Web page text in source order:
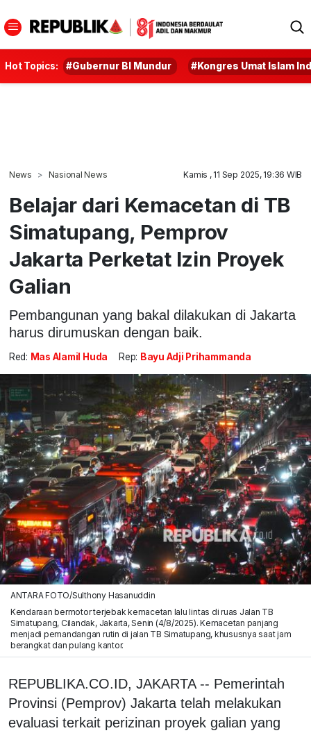
Hot Topics: #Gubernur BI Mundur #Kongres Umat Islam
News Nasional News Kamis , 11 Sep 2025, 19:36 WIB
Belajar dari Kemacetan di TB
Simatupang, Pemprov
Jakarta Perketat Izin Proyek
Galian
Pembangunan yang bakal dilakukan di Jakarta
harus dirumuskan dengan baik.
Red: Mas Alamil Huda Rep: Bayu Adji Prihammanda
ANTARA FOTO/Sulthony Hasanuddin
Kendaraan bermotor terjebak kemacetan lalu lintas di ruas Jalan TB
Simatupang, Cilandak, Jakarta, Senin (4/8/2025). Kemacetan panjang
menjadi pemandangan rutin di jalan TB Simatupang, khususnya saat jam
berangkat dan pulang kantor.
REPUBLIKA.CO.ID, JAKARTA -- Pemerintah
Provinsi (Pemprov) Jakarta telah melakukan
evaluasi terkait perizinan proyek galian yang